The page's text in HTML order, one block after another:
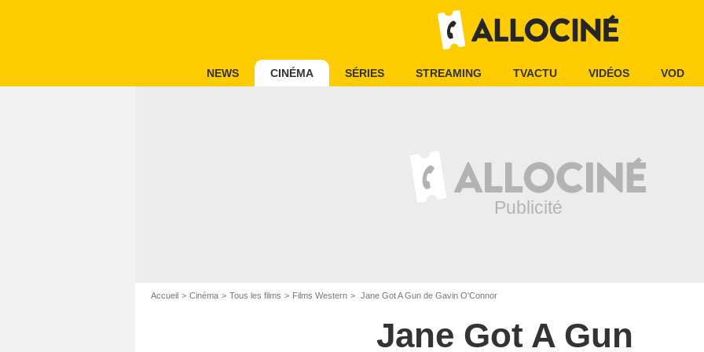
NEWS CINÉMA SÉRIES STREAMING TVACTU VIDÉOS VOD
Accueil Cinéma Tous les films Films Western Jane Got A Gun de Gavin O'Connor
Jane Got A Gun